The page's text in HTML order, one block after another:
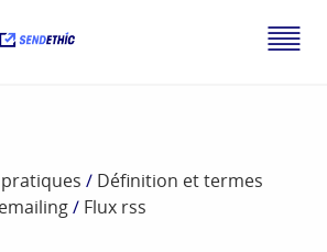
/ Définition et termes
/ Flux rss